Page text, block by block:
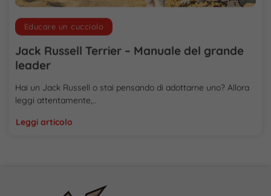
Educare un cucciolo
Jack Russell Terrier – Manuale del grande
leader
Hai un Jack Russell o stai pensando di adottarne uno? Allora
leggi attentamente,..
Leggi articolo